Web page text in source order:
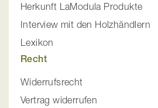
Herkunft LaModula Produkte
Interview mit den Holzhändlern
Lexikon
Recht
Widerrufsrecht
Vertrag widerrufen